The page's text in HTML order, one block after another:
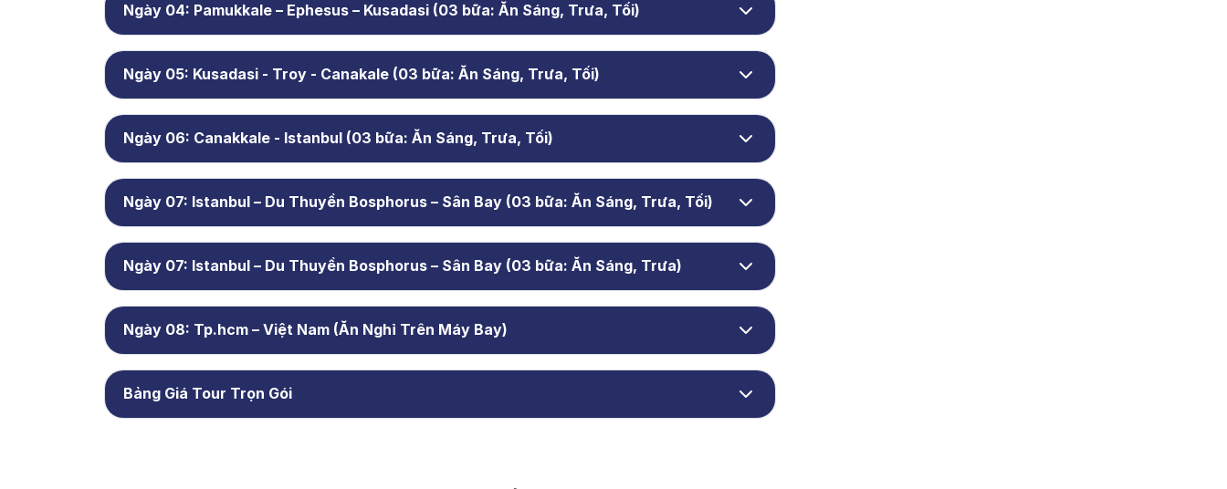
Ngày 04: Pamukkale – Ephesus – Kusadasi (03 bữa: Ăn Sáng, Trưa, Tối)
Ngày 05: Kusadasi - Troy - Canakale (03 bữa: Ăn Sáng, Trưa, Tối)
Ngày 06: Canakkale - Istanbul (03 bữa: Ăn Sáng, Trưa, Tối)
Ngày 07: Istanbul – Du Thuyền Bosphorus – Sân Bay (03 bữa: Ăn Sáng, Trưa, Tối)
Ngày 07: Istanbul – Du Thuyền Bosphorus – Sân Bay (03 bữa: Ăn Sáng, Trưa)
Ngày 08: Tp.hcm – Việt Nam (Ăn Nghỉ Trên Máy Bay)
Bảng Giá Tour Trọn Gói